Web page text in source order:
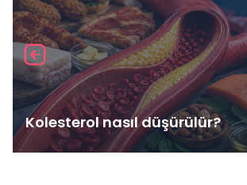
Kolesterol nasıl düşürülür?